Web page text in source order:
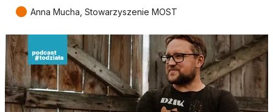
● Anna Mucha, Stowarzyszenie MOST